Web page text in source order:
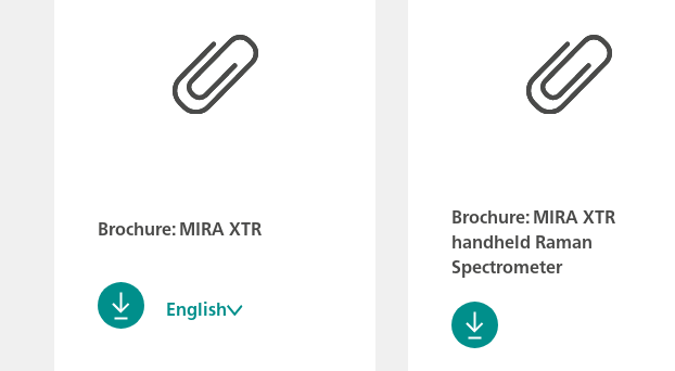
Brochure: MIRA XTR
English
Brochure: MIRA XTR
handheld Raman
Spectrometer